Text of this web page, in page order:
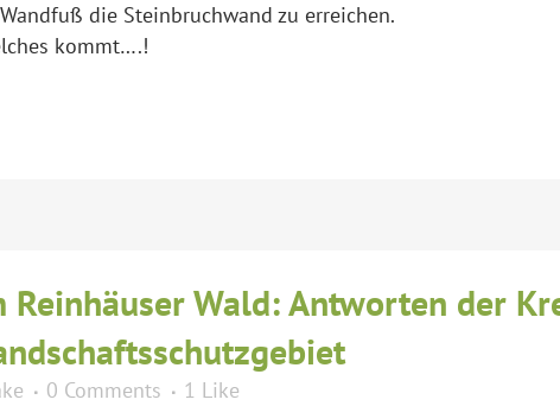
die Steinbruchwand zu erreichen.
kommt….!
Wald: Antworten der
0 Comments 1 Like